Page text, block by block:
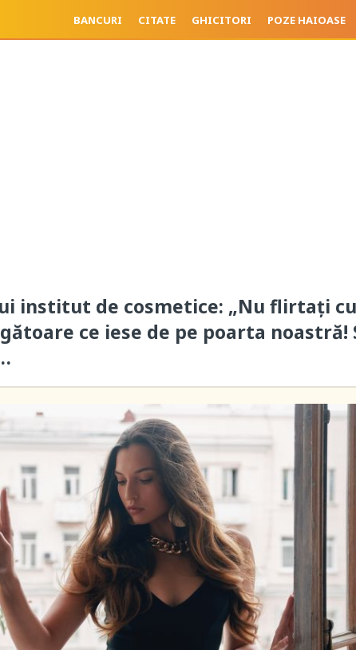
BANCURI CITATE GHICITORI POZE HAIOASE
institut de cosmetice: „Nu flirtaţi cu
ce iese de pe poarta noastră!